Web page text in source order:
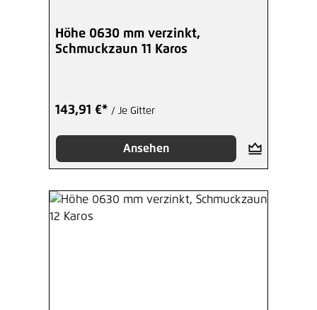
Höhe 0630 mm verzinkt,
Schmuckzaun 11 Karos
143,91 €* / Je Gitter
Ansehen